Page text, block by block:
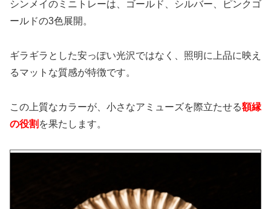
シンメイのミニトレーは、ゴールド、シルバー、ピンクゴ
ールドの3色展開。
ギラギラとした安っぽい光沢ではなく、照明に上品に映え
るマットな質感が特徴です。
この上質なカラーが、小さなアミューズを際立たせる額縁
の役割 を果たします。